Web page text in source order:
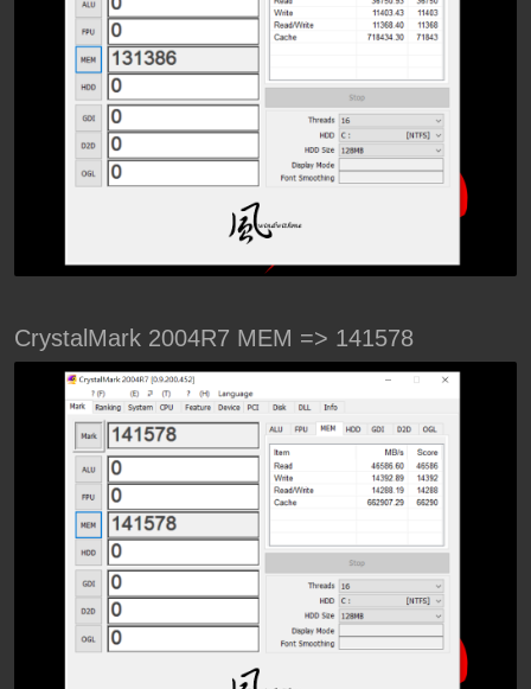
CrystalMark 2004R7 MEM => 141578